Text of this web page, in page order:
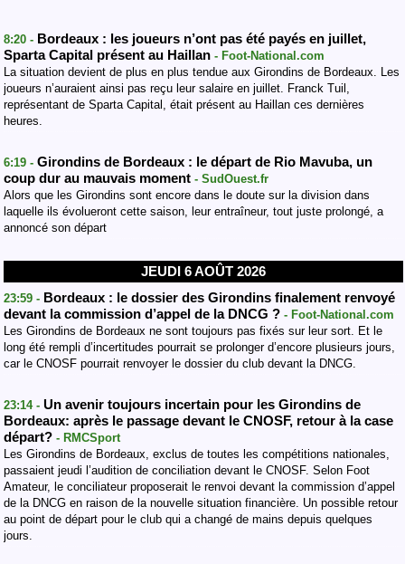
8:20 - Bordeaux : les joueurs n’ont pas été payés en juillet,
Sparta Capital présent au Haillan - Foot-National.com
La situation devient de plus en plus tendue aux Girondins de Bordeaux. Les
joueurs n’auraient ainsi pas reçu leur salaire en juillet. Franck Tuil,
représentant de Sparta Capital, était présent au Haillan ces dernières
heures.
6:19 - Girondins de Bordeaux : le départ de Rio Mavuba, un
coup dur au mauvais moment - SudOuest.fr
Alors que les Girondins sont encore dans le doute sur la division dans
laquelle ils évolueront cette saison, leur entraîneur, tout juste prolongé, a
annoncé son départ
JEUDI 6 AOÛT 2026
23:59 - Bordeaux : le dossier des Girondins finalement renvoyé
devant la commission d’appel de la DNCG ? - Foot-National.com
Les Girondins de Bordeaux ne sont toujours pas fixés sur leur sort. Et le
long été rempli d’incertitudes pourrait se prolonger d’encore plusieurs jours,
car le CNOSF pourrait renvoyer le dossier du club devant la DNCG.
23:14 - Un avenir toujours incertain pour les Girondins de
Bordeaux: après le passage devant le CNOSF, retour à la case
départ? - RMCSport
Les Girondins de Bordeaux, exclus de toutes les compétitions nationales,
passaient jeudi l’audition de conciliation devant le CNOSF. Selon Foot
Amateur, le conciliateur proposerait le renvoi devant la commission d’appel
de la DNCG en raison de la nouvelle situation financière. Un possible retour
au point de départ pour le club qui a changé de mains depuis quelques
jours.